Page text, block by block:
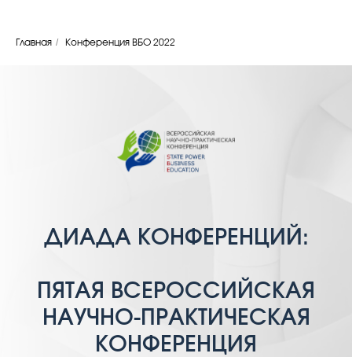
Главная / Конференция ВБО 2022
ДИАДА КОНФЕРЕНЦИЙ:
ПЯТАЯ ВСЕРОССИЙСКАЯ
НАУЧНО-ПРАКТИЧЕСКАЯ
КОНФЕРЕНЦИЯ